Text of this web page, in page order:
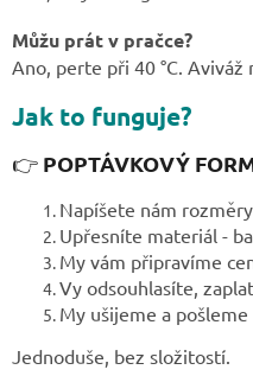
Můžu prát v pračce?
Ano, perte při 40 °C. Aviváž
Jak to funguje?
👉 POPTÁVKOVÝ
Napíšete nám
Upřesníte materiál -
My vám připravíme
Vy odsouhlasíte,
My ušijeme a
Jednoduše, bez složitostí.